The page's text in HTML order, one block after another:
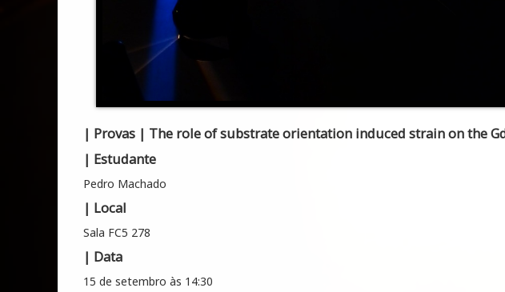
| Provas | The role of substrate orientation induced strain on the
| Estudante
Pedro Machado
| Local
Sala FC5 278
| Data
15 de setembro às 14:30